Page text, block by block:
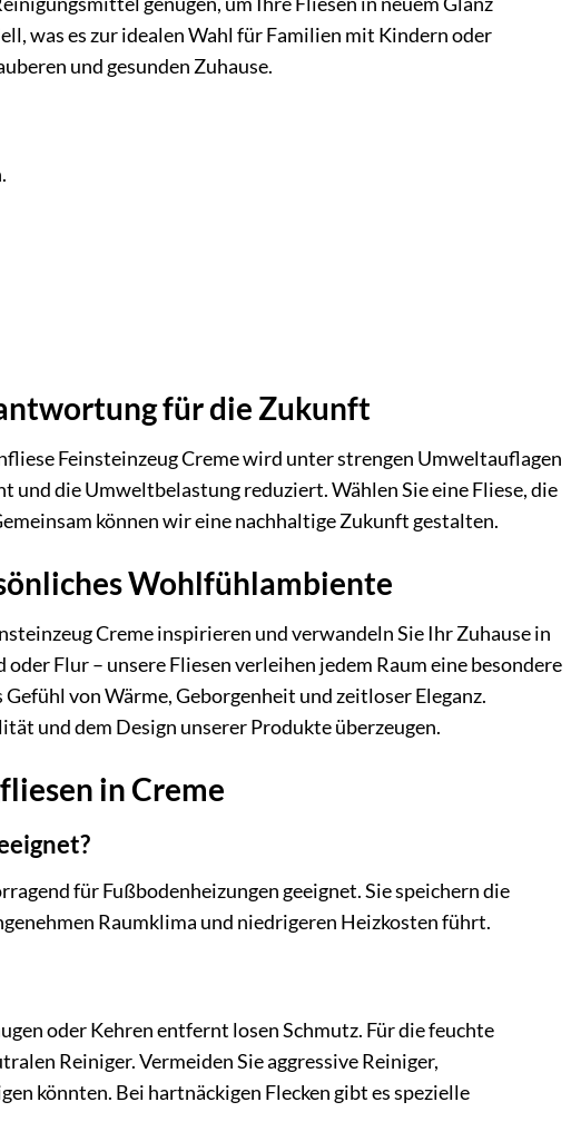
was es zur idealen Wahl für Familien mit Kindern oder
und gesunden Zuhause.
für die Zukunft
Feinsteinzeug Creme wird unter strengen Umweltauflagen
und die Umweltbelastung reduziert. Wählen Sie eine Fliese, die
können wir eine nachhaltige Zukunft gestalten.
Wohlfühlambiente
Creme inspirieren und verwandeln Sie Ihr Zuhause in
Flur – unsere Fliesen verleihen jedem Raum eine besondere
von Wärme, Geborgenheit und zeitloser Eleganz.
und dem Design unserer Produkte überzeugen.
in Creme
für Fußbodenheizungen geeignet. Sie speichern die
Raumklima und niedrigeren Heizkosten führt.
oder Kehren entfernt losen Schmutz. Für die feuchte
Reiniger. Vermeiden Sie aggressive Reiniger,
könnten. Bei hartnäckigen Flecken gibt es spezielle